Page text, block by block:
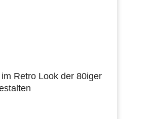
Retro Look der 80iger